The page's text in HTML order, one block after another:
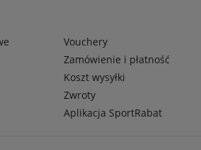
Vouchery
Zamówienie i płatność
Koszt wysyłki
Zwroty
Aplikacja SportRabat